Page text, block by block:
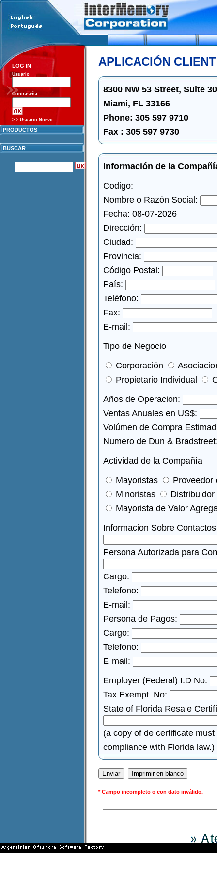
LOG IN
Usuario
Contraseña
> > Usuario Nuevo
PRODUCTOS
BUSCAR
APLICACIÓN
8300 NW 53 Street, Suite
Miami, FL 33166
Phone: 305 597 9710
Fax : 305 597 9730
Información de la
Codigo:
Nombre o Razón Social:
Fecha: 08-07-2026
Dirección:
Ciudad:
Provincia:
Código Postal:
País:
Teléfono:
Fax:
E-mail:
Tipo de Negocio
Corporación
Propietario Individual
Años de Operacion:
Ventas Anuales en US$:
Volúmen de Compra
Numero de Dun &
Actividad de la Compañía
Mayoristas
Proveedor
Minoristas
Distribuidor
Mayorista de Valor
Informacion Sobre
Persona Autorizada para
Cargo:
Telefono:
E-mail:
Persona de Pagos:
Cargo:
Telefono:
E-mail:
Employer (Federal) I.D No:
Tax Exempt. No:
State of Florida Resale
(a copy of de certificate
compliance with Florida law.)
* Campo incompleto o con dato inválido.